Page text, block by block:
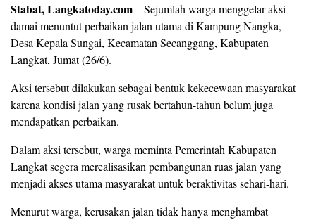
Stabat, Langkatoday.com– Sejumlah warga menggelar aksi
damai menuntut perbaikan jalan utama di Kampung Nangka,
Desa Kepala Sungai, Kecamatan Secanggang, Kabupaten
Langkat, Jumat (26/6).
Aksi tersebut dilakukan sebagai bentuk kekecewaan masyarakat
karena kondisi jalan yang rusak bertahun-tahun belum juga
mendapatkan perbaikan.
Dalam aksi tersebut, warga meminta Pemerintah Kabupaten
Langkat segera merealisasikan pembangunan ruas jalan yang
menjadi akses utama masyarakat untuk beraktivitas sehari-hari.
Menurut warga, kerusakan jalan tidak hanya menghambat